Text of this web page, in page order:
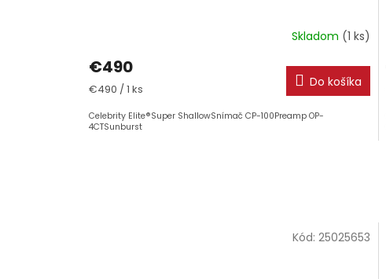
Skladom (1 ks)
€490
Jednotková
€490 / 1 ks Do košíka
Celebrity Elite®Super ShallowSnímač CP-100Preamp OP-
4CTSunburst
Kód:25025653